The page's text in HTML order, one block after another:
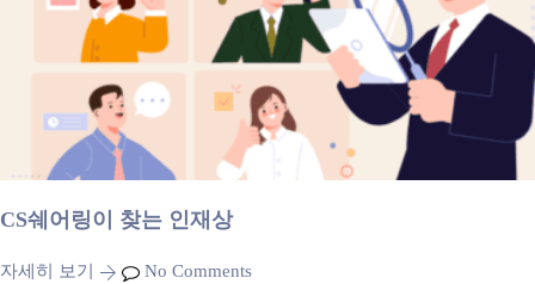
CS쉐어링이 찾는 인재상
자세히 보기 No Comments